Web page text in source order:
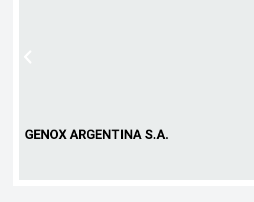
GENOX ARGENTINA S.A.